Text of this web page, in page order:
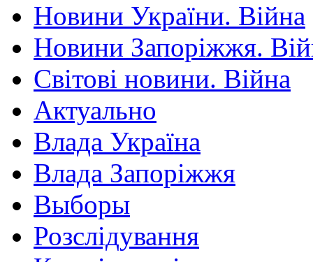
Новини України. Війна
Новини Запоріжжя.
Світові новини. Війна
Актуально
Влада Україна
Влада Запоріжжя
Выборы
Розслідування